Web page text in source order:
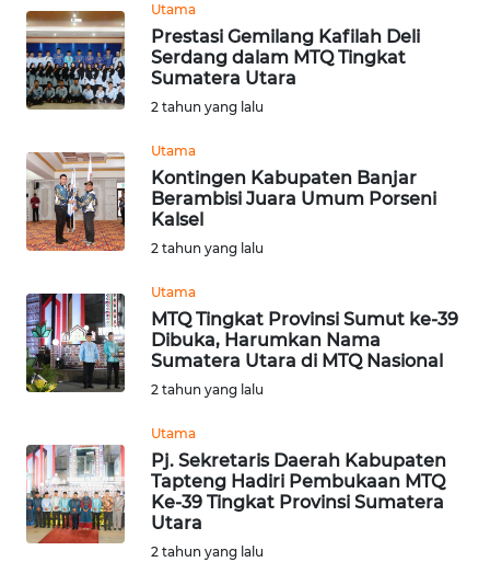
Utama
Prestasi Gemilang Kafilah Deli
Serdang dalam MTQ Tingkat
Sumatera Utara
2 tahun yang lalu
Utama
Kontingen Kabupaten Banjar
Berambisi Juara Umum Porseni
Kalsel
2 tahun yang lalu
Utama
MTQ Tingkat Provinsi Sumut ke-39
Dibuka, Harumkan Nama
Sumatera Utara di MTQ Nasional
2 tahun yang lalu
Utama
Pj. Sekretaris Daerah Kabupaten
Tapteng Hadiri Pembukaan MTQ
Ke-39 Tingkat Provinsi Sumatera
Utara
2 tahun yang lalu
WN
KALTARA
KALSEL
WN
KALTIM
WN
SULSEL
WN
GORONTALO
WN
SULUT
WN